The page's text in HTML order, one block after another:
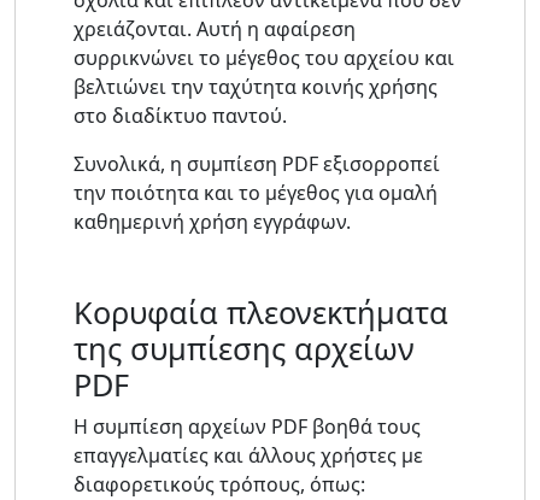
χρειάζονται. Αυτή η αφαίρεση
συρρικνώνει το μέγεθος του αρχείου και
βελτιώνει την ταχύτητα κοινής χρήσης
στο διαδίκτυο παντού.
Συνολικά, η συμπίεση PDF εξισορροπεί
την ποιότητα και το μέγεθος για ομαλή
καθημερινή χρήση εγγράφων.
Κορυφαία πλεονεκτήματα
της συμπίεσης αρχείων
PDF
Η συμπίεση αρχείων PDF βοηθά τους
επαγγελματίες και άλλους χρήστες με
διαφορετικούς τρόπους, όπως: